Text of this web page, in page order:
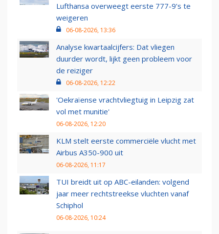
Lufthansa overweegt eerste 777-9’s te
weigeren
06-08-2026, 13:36
Analyse kwartaalcijfers: Dat vliegen
duurder wordt, lijkt geen probleem voor
de reiziger
06-08-2026, 12:22
'Oekraïense vrachtvliegtuig in Leipzig zat
vol met munitie'
06-08-2026, 12:20
KLM stelt eerste commerciële vlucht met
Airbus A350-900 uit
06-08-2026, 11:17
TUI breidt uit op ABC-eilanden: volgend
jaar meer rechtstreekse vluchten vanaf
Schiphol
06-08-2026, 10:24